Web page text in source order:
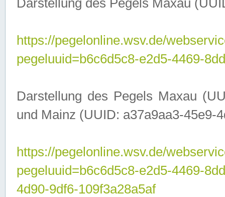
Darstellung des Pegels Maxau
https://pegelonline.wsv.de/
pegeluuid=b6c6d5c8-e2d5-4469-
Darstellung des Pegels Maxau
und Mainz (UUID: a37a9aa3-45e9-
https://pegelonline.wsv.de/
pegeluuid=b6c6d5c8-e2d5-4469-
4d90-9df6-109f3a28a5af